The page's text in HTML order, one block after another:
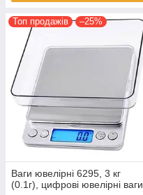
Топ продажів –25%
Ваги ювелірні 6295, 3 кг
(0.1г), цифрові ювелірні ваги